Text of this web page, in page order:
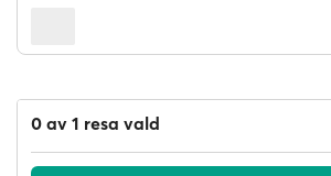
0 av 1 resa vald